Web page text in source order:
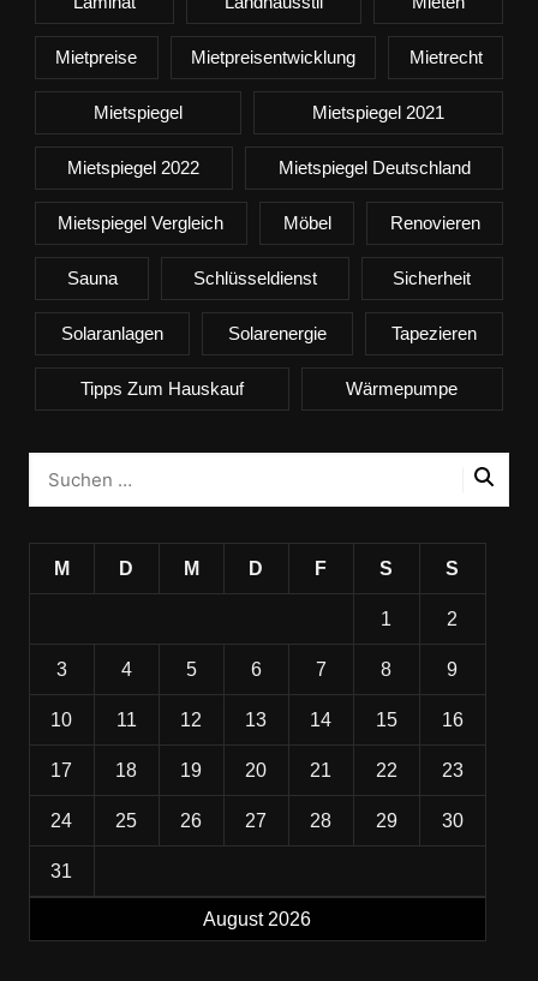
Mietpreise Mietpreisentwicklung Mietrecht
Mietspiegel Mietspiegel 2021
Mietspiegel 2022 Mietspiegel Deutschland
Mietspiegel Vergleich Möbel Renovieren
Sauna Schlüsseldienst Sicherheit
Solaranlagen Solarenergie Tapezieren
Tipps Zum Hauskauf Wärmepumpe
August 2026
M D M D F S S
1 2
3 4 5 6 7 8 9
10 11 12 13 14 15 16
17 18 19 20 21 22 23
24 25 26 27 28 29 30
31